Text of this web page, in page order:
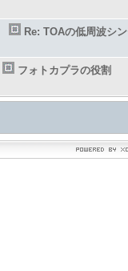
Re: TOAの低周波シ
フォトカプラの役割